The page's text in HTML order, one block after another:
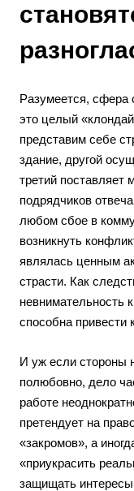
Разумеется, сфера
это целый
представим себе
здание, другой
третий поставляет
подрядчиков
любом сбое в
возникнуть
являлась ценным
страсти. Как
невнимательность
способна привести
И уж если стороны
полюбовно, дело
работе
претендует на
«закромов», а
«приукрасить
защищать